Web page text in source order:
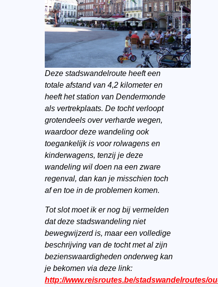
Deze stadswandelroute heeft een
totale afstand van 4,2 kilometer en
heeft het station van Dendermonde
als vertrekplaats. De tocht verloopt
grotendeels over verharde wegen,
waardoor deze wandeling ook
toegankelijk is voor rolwagens en
kinderwagens, tenzij je deze
wandeling wil doen na een zware
regenval, dan kan je misschien toch
af en toe in de problemen komen.
Tot slot moet ik er nog bij vermelden
dat deze stadswandeling niet
bewegwijzerd is, maar een volledige
beschrijving van de tocht met al zijn
bezienswaardigheden onderweg kan
je bekomen via deze link:
http://www.reisroutes.be/stadswandelroutes/